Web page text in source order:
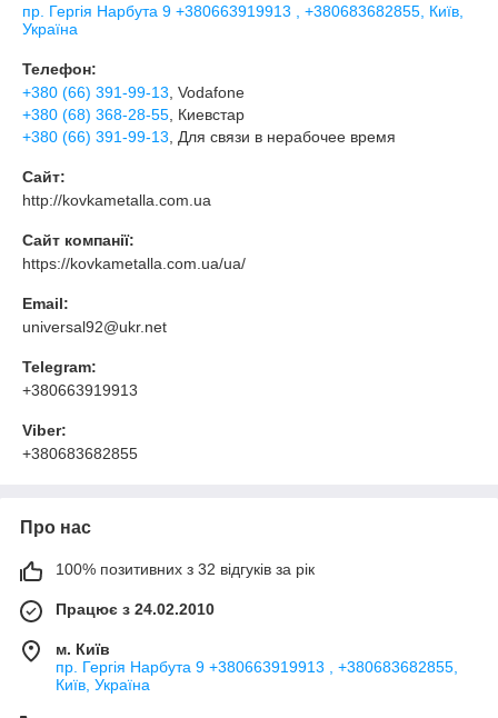
пр. Гергія Нарбута 9 +380663919913 , +380683682855, Київ,
Україна
Телефон:
+380 (66) 391-99-13 , Vodafone
+380 (68) 368-28-55 , Киевстар
+380 (66) 391-99-13 , Для связи в нерабочее время
Сайт:
http://kovkametalla.com.ua
Сайт компанії:
https://kovkametalla.com.ua/ua/
Email:
universal92@ukr.net
Telegram:
+380663919913
Viber:
+380683682855
Про нас
100% позитивних з 32 відгуків за рік
Працює з 24.02.2010
м. Київ
пр. Гергія Нарбута 9 +380663919913 , +380683682855,
Київ, Україна